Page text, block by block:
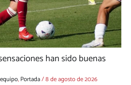
han sido buenas
,Portada/8 de agosto de 2026